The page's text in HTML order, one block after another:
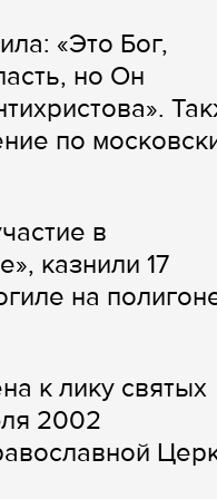
«Это Бог,
но Он
по
в
казнили 17
на
к лику святых
2002